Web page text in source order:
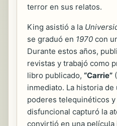
terror en sus relatos.
King asistió a la
se graduó en 1970 con
Durante estos años,
revistas y trabajó como
libro publicado, “Carrie”
inmediato. La historia
poderes telequinéticos
disfuncional capturó la
convirtió en una